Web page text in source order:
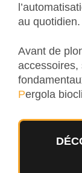
au quotidien.
Avant de
accessoires,
Pergola